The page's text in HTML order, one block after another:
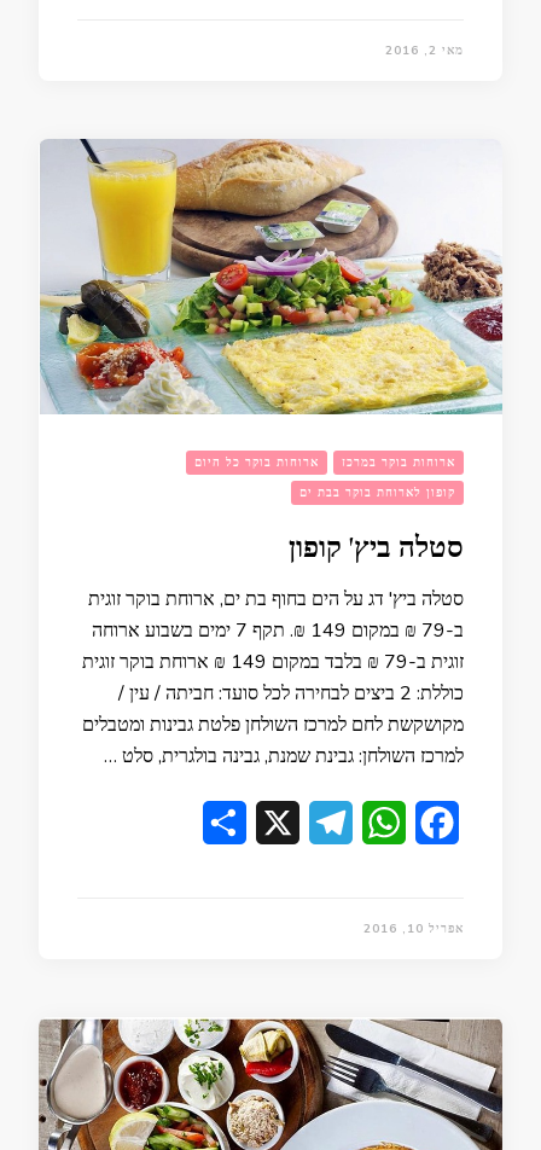
מאי 2, 2016
ארוחות בוקר במרכז
ארוחות בוקר כל היום
קופון לארוחת בוקר בבת ים
סטלה ביץ' קופון
סטלה ביץ' דג על הים בחוף בת ים, ארוחת בוקר זוגית
ב-79 ₪ במקום 149 ₪. תקף 7 ימים בשבוע ארוחה
זוגית ב-79 ₪ בלבד במקום 149 ₪ ארוחת בוקר זוגית
כוללת: 2 ביצים לבחירה לכל סועד: חביתה / עין /
מקושקשת לחם למרכז השולחן פלטת גבינות ומטבלים
למרכז השולחן: גבינת שמנת, גבינה בולגרית, סלט …
Facebook
WhatsApp
Telegram
אפריל 10, 2016